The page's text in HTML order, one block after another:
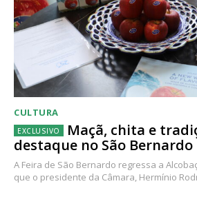
CULTURA
Maçã, chita e
destaque no São Bernardo
A Feira de São Bernardo regressa a
que o presidente da Câmara, Hermínio